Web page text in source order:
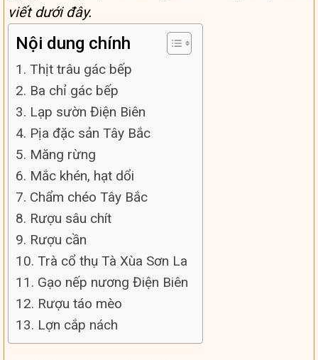
viết dưới đây.
Nội dung chính
1. Thịt trâu gác bếp
2. Ba chỉ gác bếp
3. Lạp sườn Điện Biên
4. Pịa đặc sản Tây Bắc
5. Măng rừng
6. Mắc khén, hạt dổi
7. Chẩm chéo Tây Bắc
8. Rượu sâu chít
9. Rượu cần
10. Trà cổ thụ Tà Xùa Sơn La
11. Gạo nếp nương Điện Biên
12. Rượu táo mèo
13. Lợn cắp nách